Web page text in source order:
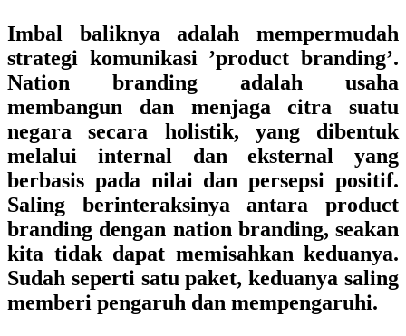
Imbal baliknya adalah mempermudah
strategi komunikasi ’product branding’.
Nation branding adalah usaha
membangun dan menjaga citra suatu
negara secara holistik, yang dibentuk
melalui internal dan eksternal yang
berbasis pada nilai dan persepsi positif.
Saling berinteraksinya antara product
branding dengan nation branding, seakan
kita tidak dapat memisahkan keduanya.
Sudah seperti satu paket, keduanya saling
memberi pengaruh dan mempengaruhi.